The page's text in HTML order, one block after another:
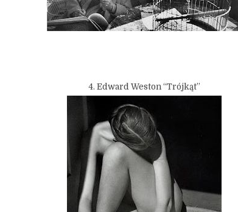
4. Edward Weston “Trójkąt”